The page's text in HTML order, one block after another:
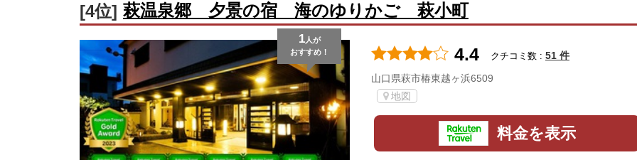
[4位] 萩温泉郷 夕景の宿 海のゆりかご 萩小町
1人が
おすすめ！
4.4 クチコミ数 : 51 件
山口県萩市椿東越ヶ浜6509
地図
料金を表示